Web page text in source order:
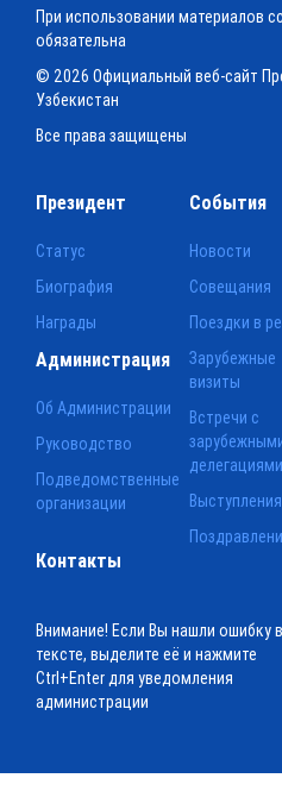
При использовании материалов
обязательна
© 2026 Официальный веб-сайт
Узбекистан
Все права защищены
Президент
Статус
Биография
Награды
События
Новости
Совещания
Поездки в
Зарубежные
визиты
Встречи с
делегациями
Выступления
Администрация
Об Администрации
Руководство
Подведомственные
организации
Контакты
Внимание! Если Вы нашли ошибку в
тексте, выделите её и нажмите
Ctrl+Enter для уведомления
администрации